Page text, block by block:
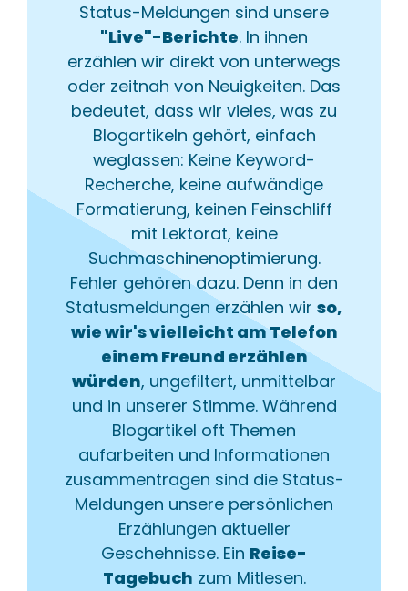
Status-Meldungen sind unsere
"Live"-Berichte. In ihnen
erzählen wir direkt von unterwegs
oder zeitnah von Neuigkeiten. Das
bedeutet, dass wir vieles, was zu
Blogartikeln gehört, einfach
weglassen: Keine Keyword-
Recherche, keine aufwändige
Formatierung, keinen Feinschliff
mit Lektorat, keine
Suchmaschinenoptimierung.
Fehler gehören dazu. Denn in den
Statusmeldungen erzählen wir so,
wie wir's vielleicht am Telefon
einem Freund erzählen
würden, ungefiltert, unmittelbar
und in unserer Stimme. Während
Blogartikel oft Themen
aufarbeiten und Informationen
zusammentragen sind die Status-
Meldungen unsere persönlichen
Erzählungen aktueller
Geschehnisse. Ein Reise-
Tagebuch zum Mitlesen.